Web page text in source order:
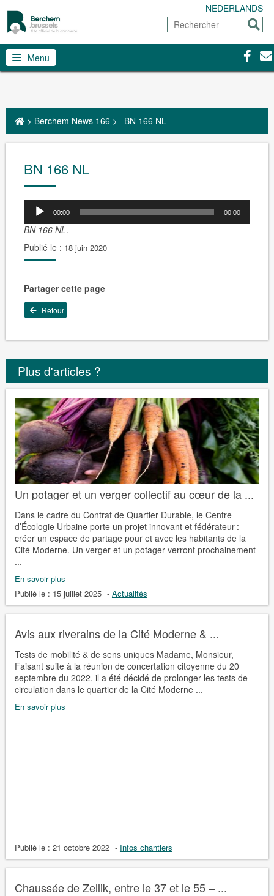
NEDERLANDS
Rechercher
Menu
> Berchem News 166> BN 166 NL
BN 166 NL
00:00 00:00
BN 166 NL.
Publié le : 18 juin 2020
Partager cette page
Retour
Plus d'articles ?
Un potager et un verger collectif au cœur de la ...
Dans le cadre du Contrat de Quartier Durable, le Centre
d’Écologie Urbaine porte un projet innovant et fédérateur :
créer un espace de partage pour et avec les habitants de la
Cité Moderne. Un verger et un potager verront prochainement
...
En savoir plus
Publié le : 15 juillet 2025 - Actualités
Avis aux riverains de la Cité Moderne & ...
Tests de mobilité & de sens uniques Madame, Monsieur,
Faisant suite à la réunion de concertation citoyenne du 20
septembre du 2022, il a été décidé de prolonger les tests de
circulation dans le quartier de la Cité Moderne ...
En savoir plus
Publié le : 21 octobre 2022 - Infos chantiers
Chaussée de Zellik, entre le 37 et le 55 – ...